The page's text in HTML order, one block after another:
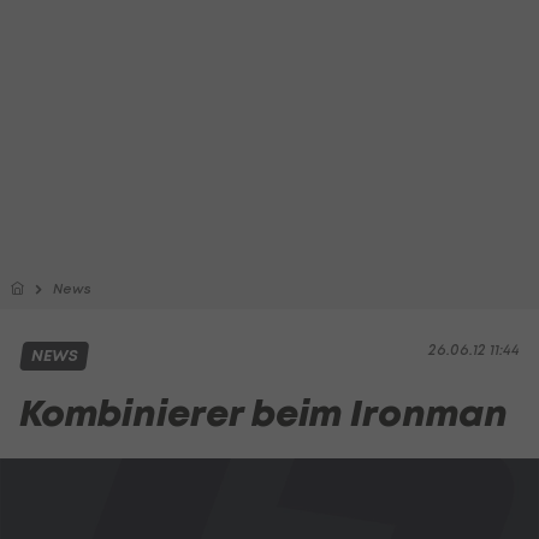
News
26.06.12 11:44
NEWS
Kombinierer beim Ironman